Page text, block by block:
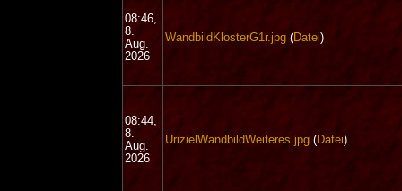
08:46,
8.
Aug.
2026
WandbildKlosterG1r.jpg(Datei)
08:44,
8.
Aug.
2026
UrizielWandbildWeiteres.jpg(Datei)